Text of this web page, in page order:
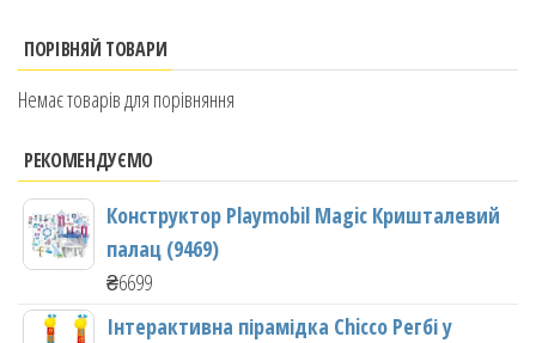
ПОРІВНЯЙ ТОВАРИ
Немає товарів для порівняння
РЕКОМЕНДУЄМО
Конструктор Playmobil Magic Кришталевий
палац (9469)
₴6699
Інтерактивна пірамідка Chicco Регбі у